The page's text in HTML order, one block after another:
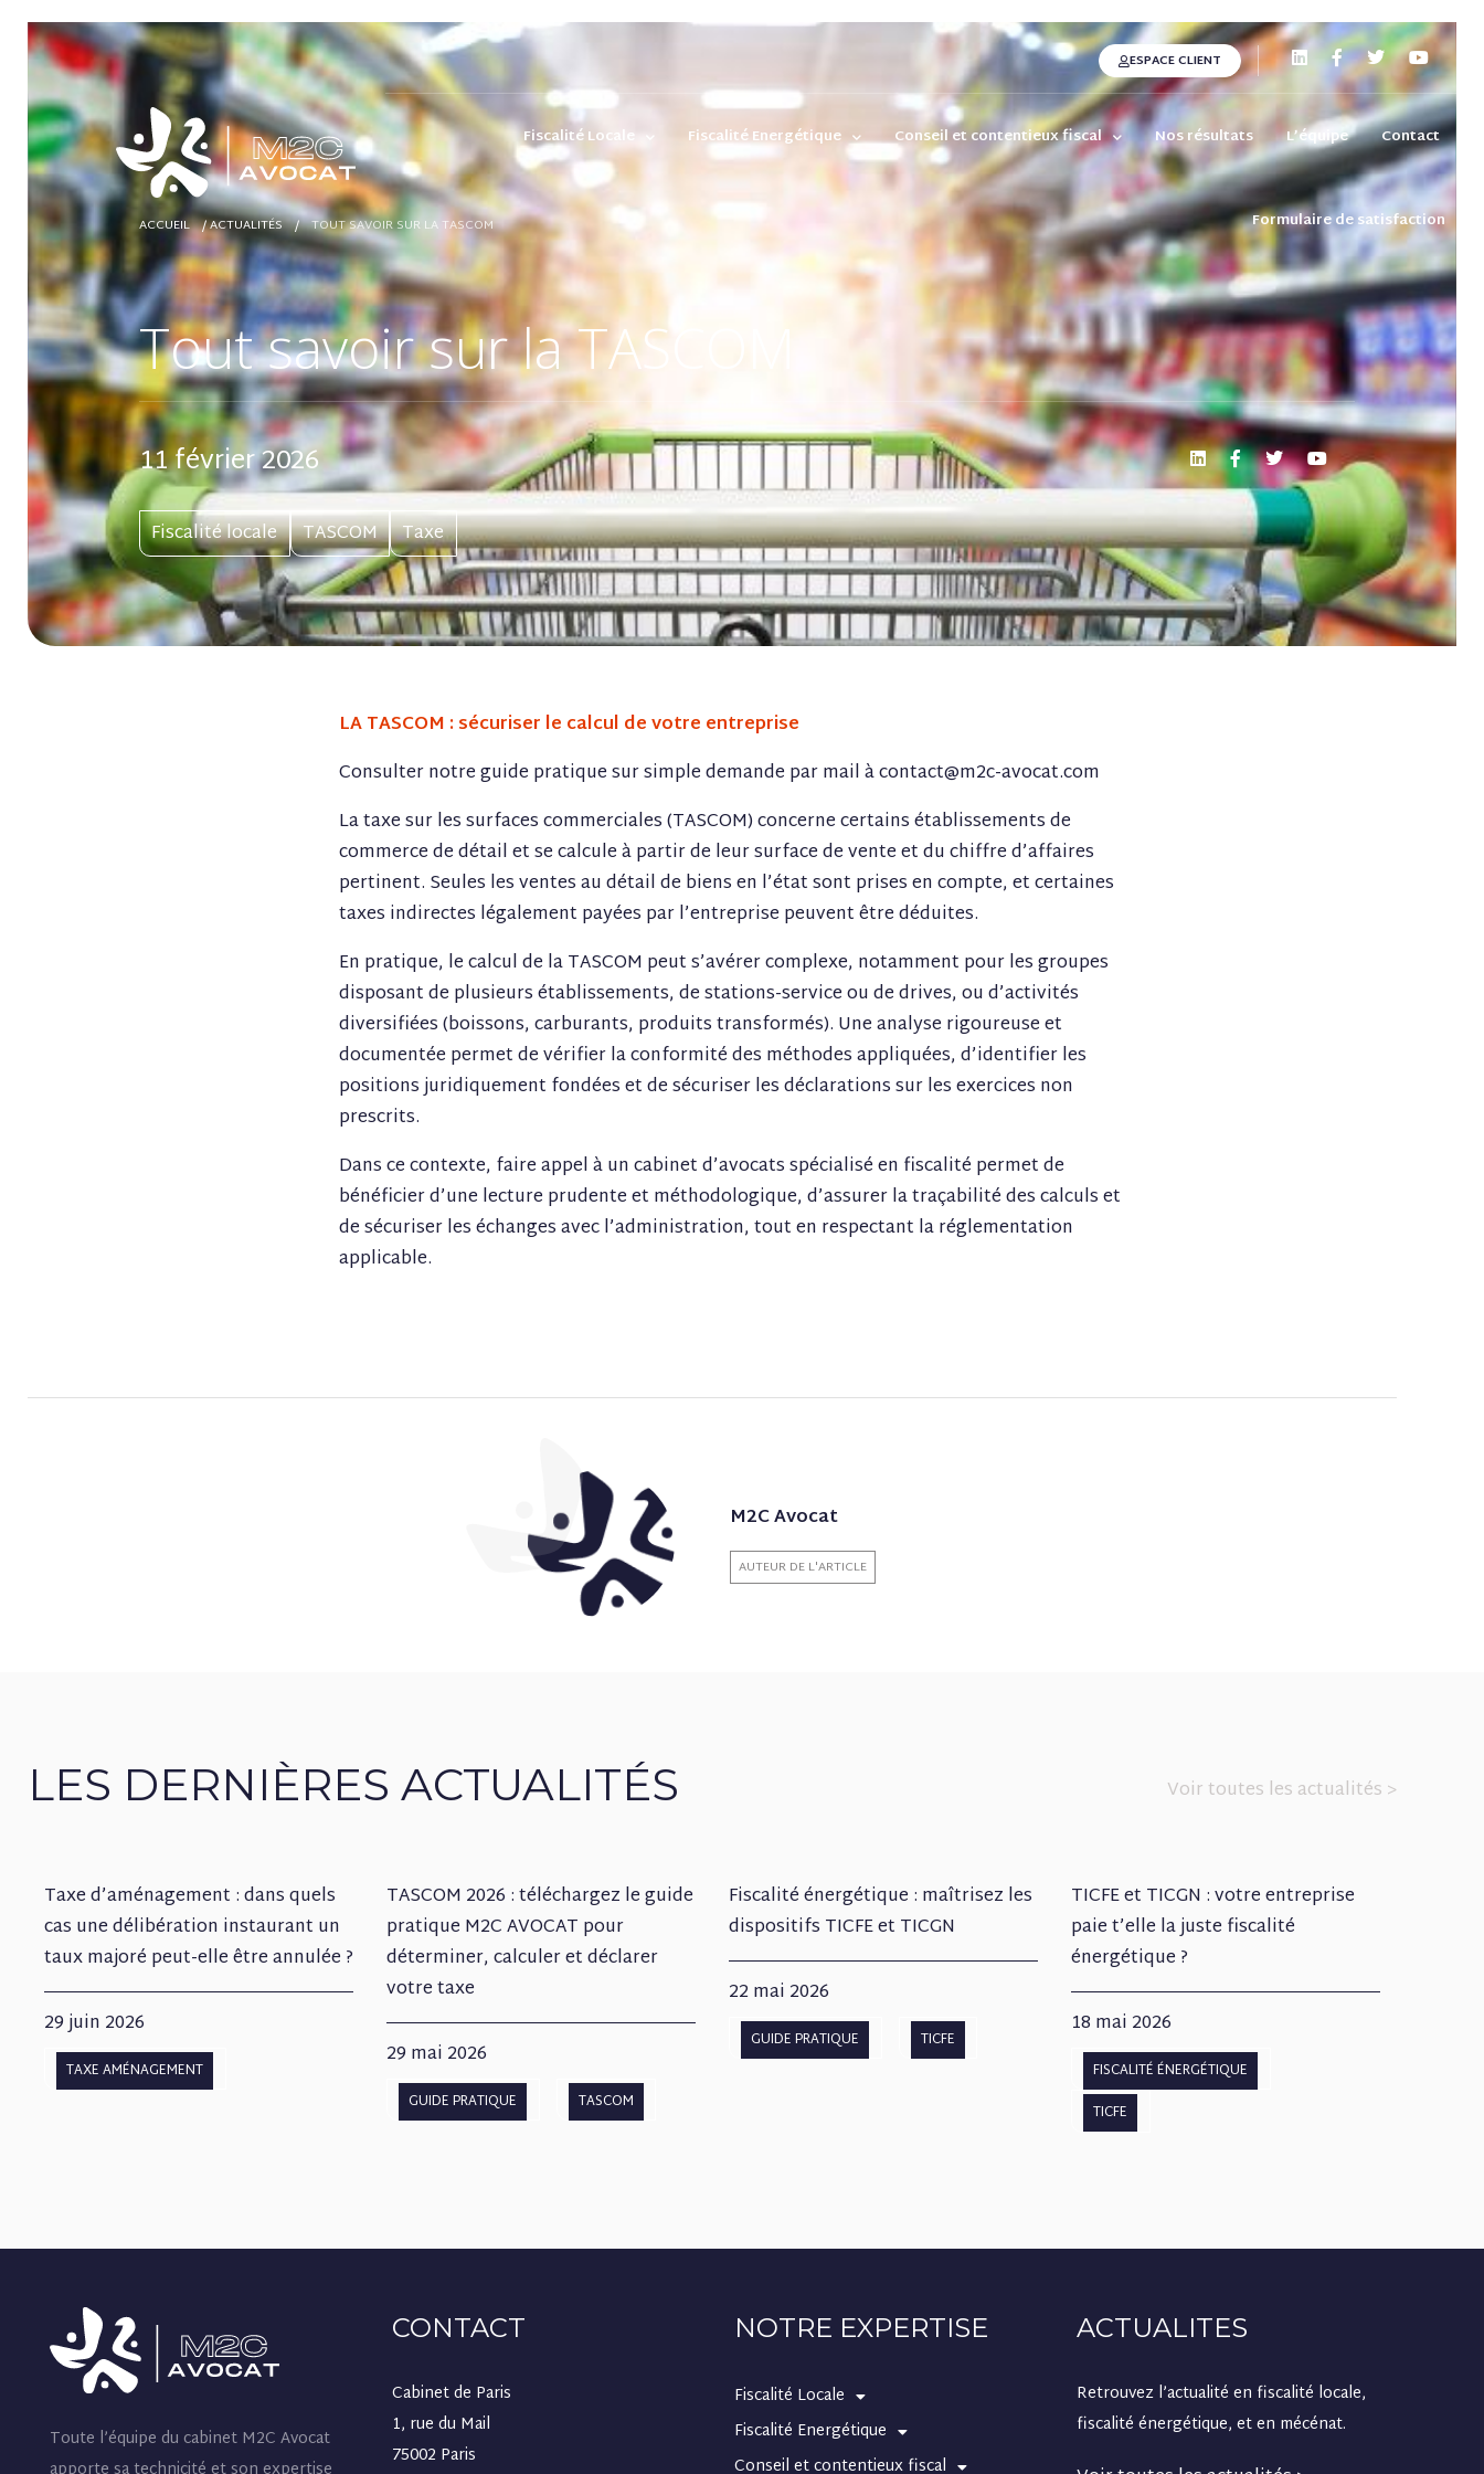
ESPACE CLIENT
Fiscalité Locale Fiscalité Energétique Conseil et contentieux fiscal Nos résultats L’équipe Contact
Formulaire de satisfaction
ACCUEIL /ACTUALITÉS / TOUT SAVOIR SUR LA TASCOM
Tout savoir sur la TASCOM
11 février 2026
Fiscalité locale TASCOM Taxe
LA TASCOM : sécuriser le calcul de votre entreprise
Consulter notre guide pratique sur simple demande par mail à contact@m2c-avocat.com
La taxe sur les surfaces commerciales (TASCOM) concerne certains établissements de
commerce de détail et se calcule à partir de leur surface de vente et du chiffre d’affaires
pertinent. Seules les ventes au détail de biens en l’état sont prises en compte, et certaines
taxes indirectes légalement payées par l’entreprise peuvent être déduites.
En pratique, le calcul de la TASCOM peut s’avérer complexe, notamment pour les groupes
disposant de plusieurs établissements, de stations-service ou de drives, ou d’activités
diversifiées (boissons, carburants, produits transformés). Une analyse rigoureuse et
documentée permet de vérifier la conformité des méthodes appliquées, d’identifier les
positions juridiquement fondées et de sécuriser les déclarations sur les exercices non
prescrits.
Dans ce contexte, faire appel à un cabinet d’avocats spécialisé en fiscalité permet de
bénéficier d’une lecture prudente et méthodologique, d’assurer la traçabilité des calculs et
de sécuriser les échanges avec l’administration, tout en respectant la réglementation
applicable.
M2C Avocat
AUTEUR DE L'ARTICLE
LES DERNIÈRES ACTUALITÉS Voir toutes les actualités >
Taxe d’aménagement : dans quels
cas une délibération instaurant un
taux majoré peut-elle être annulée ?
29 juin 2026
TAXE AMÉNAGEMENT
TASCOM 2026 : téléchargez le guide
pratique M2C AVOCAT pour
déterminer, calculer et déclarer
votre taxe
29 mai 2026
GUIDE PRATIQUE TASCOM
Fiscalité énergétique : maîtrisez les
dispositifs TICFE et TICGN
22 mai 2026
GUIDE PRATIQUE TICFE
TICFE et TICGN : votre entreprise
paie t’elle la juste fiscalité
énergétique ?
18 mai 2026
FISCALITÉ ÉNERGÉTIQUE
TICFE
Toute l’équipe du cabinet M2C Avocat
CONTACT
Cabinet de Paris
1, rue du Mail
75002 Paris
NOTRE EXPERTISE
Fiscalité Locale
Fiscalité Energétique
Conseil et contentieux fiscal
ACTUALITES
Retrouvez l’actualité en fiscalité locale,
fiscalité énergétique, et en mécénat.